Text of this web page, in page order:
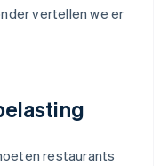
vertellen we er
restaurants